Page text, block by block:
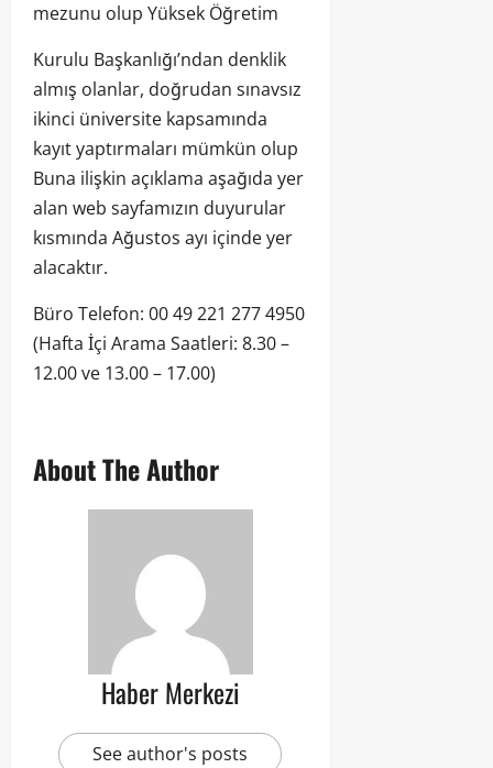
mezunu olup Yüksek Öğretim
Kurulu Başkanlığı’ndan denklik
almış olanlar, doğrudan sınavsız
ikinci üniversite kapsamında
kayıt yaptırmaları mümkün olup
Buna ilişkin açıklama aşağıda yer
alan web sayfamızın duyurular
kısmında Ağustos ayı içinde yer
alacaktır.
Büro Telefon: 00 49 221 277 4950
(Hafta İçi Arama Saatleri: 8.30 –
12.00 ve 13.00 – 17.00)
About The Author
Haber Merkezi
See author's posts